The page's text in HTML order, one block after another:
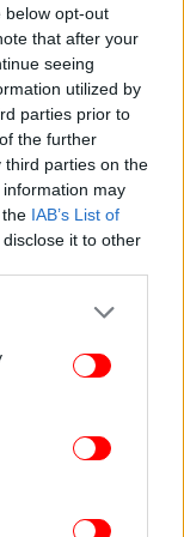
below opt-out
that after your
seeing
utilized by
parties prior to
the further
third parties on the
information may
IAB’s List of
it to other
or more Google
You may click to
party tags to
in below Google
πωλήσεων
2025
για
Κρήτη (ΗΡΩΝ
Κατόπιν
το
κερδοφορία
ροές του
62,9% σε
της